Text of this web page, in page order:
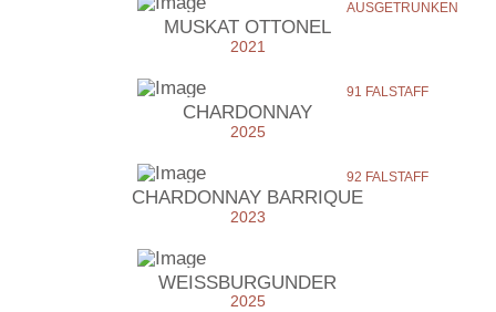
AUSGETRUNKEN
MUSKAT OTTONEL
2021
91 FALSTAFF
CHARDONNAY
2025
92 FALSTAFF
CHARDONNAY BARRIQUE
2023
WEISSBURGUNDER
2025